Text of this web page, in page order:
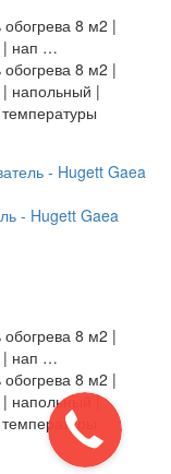
8 м2 |
| нап …
8 м2 |
напольный |
- Hugett Gaea
8 м2 |
| нап …
8 м2 |
напольный |